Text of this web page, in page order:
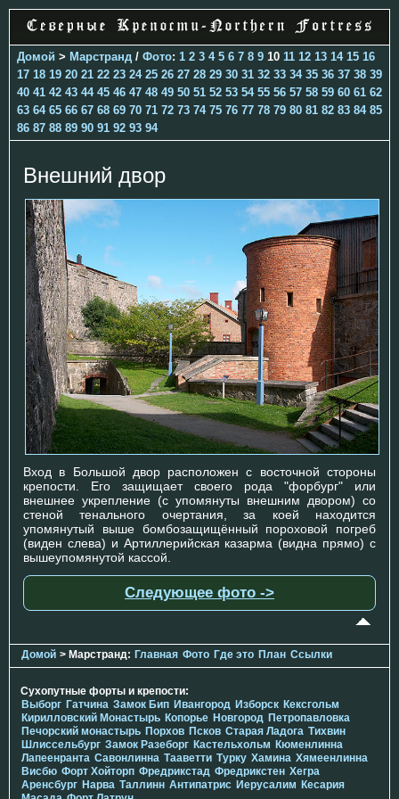
Домой > Марстранд / Фото: 1 2 3 4 5 6 7 8 9 10 11 12 13 14 15 16
17 18 19 20 21 22 23 24 25 26 27 28 29 30 31 32 33 34 35 36 37 38 39
40 41 42 43 44 45 46 47 48 49 50 51 52 53 54 55 56 57 58 59 60 61 62
63 64 65 66 67 68 69 70 71 72 73 74 75 76 77 78 79 80 81 82 83 84 85
86 87 88 89 90 91 92 93 94
Внешний двор
Вход в Большой двор расположен с восточной стороны
крепости. Его защищает своего рода "форбург" или
внешнее укрепление (с упомянуты внешним двором) со
стеной тенального очертания, за коей находится
упомянутый выше бомбозащищённый пороховой погреб
(виден слева) и Артиллерийская казарма (видна прямо) с
вышеупомянутой кассой.
Следующее фото ->
Домой > Марстранд: Главная Фото Где это План Ссылки
Сухопутные форты и крепости:
Выборг Гатчина Замок Бип Ивангород Изборск Кексгольм
Кирилловский Монастырь Копорье Новгород Петропавловка
Печорcкий монастырь Порхов Псков Старая Ладога Тихвин
Шлиссельбург Замок Разеборг Кастельхольм Кюменлинна
Лапеенранта Савонлинна Тааветти Турку Хамина Хямеенлинна
Висбю Форт Хойторп Фредрикстад Фредрикстен Хегра
Аренсбург Нарва Таллинн Антипатрис Иерусалим Кесария